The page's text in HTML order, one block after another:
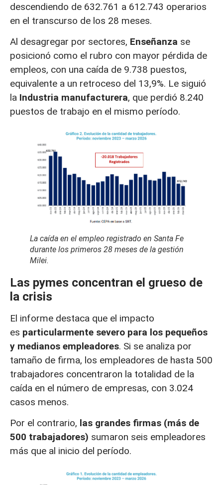
descendiendo de 632.761 a 612.743 operarios
en el transcurso de los 28 meses.
Al desagregar por sectores, Enseñanza se
posicionó como el rubro con mayor pérdida de
empleos, con una caída de 9.738 puestos,
equivalente a un retroceso del 13,9%. Le siguió
la Industria manufacturera, que perdió 8.240
puestos de trabajo en el mismo período.
La caída en el empleo registrado en Santa Fe
durante los primeros 28 meses de la gestión
Milei.
Las pymes concentran el grueso de
la crisis
El informe destaca que el impacto
es particularmente severo para los pequeños
y medianos empleadores. Si se analiza por
tamaño de firma, los empleadores de hasta 500
trabajadores concentraron la totalidad de la
caída en el número de empresas, con 3.024
casos menos.
Por el contrario, las grandes firmas (más de
500 trabajadores) sumaron seis empleadores
más que al inicio del período.